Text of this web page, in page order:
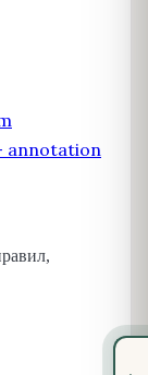
annotation